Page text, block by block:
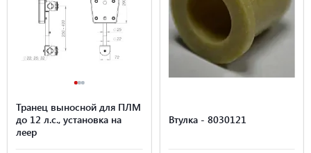
Транец выносной для ПЛМ
до 12 л.с., установка на
леер
Втулка - 8030121